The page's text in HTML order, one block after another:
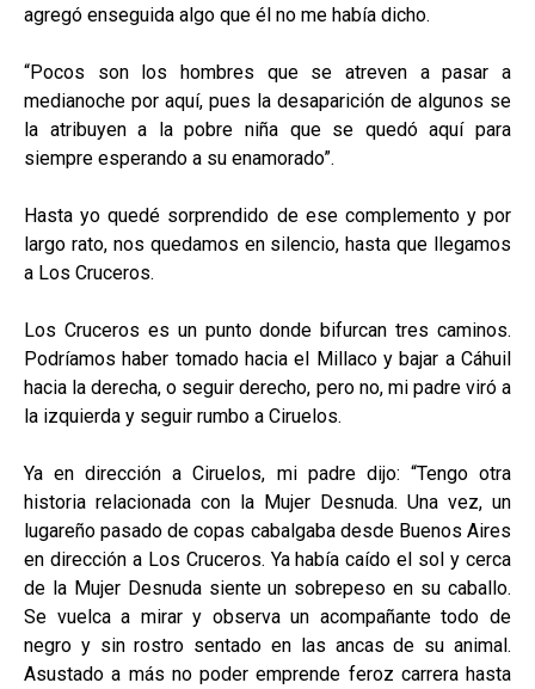
agregó enseguida algo que él no me había dicho.
“Pocos son los hombres que se atreven a pasar a
medianoche por aquí, pues la desaparición de algunos se
la atribuyen a la pobre niña que se quedó aquí para
siempre esperando a su enamorado”.
Hasta yo quedé sorprendido de ese complemento y por
largo rato, nos quedamos en silencio, hasta que llegamos
a Los Cruceros.
Los Cruceros es un punto donde bifurcan tres caminos.
Podríamos haber tomado hacia el Millaco y bajar a Cáhuil
hacia la derecha, o seguir derecho, pero no, mi padre viró a
la izquierda y seguir rumbo a Ciruelos.
Ya en dirección a Ciruelos, mi padre dijo: “Tengo otra
historia relacionada con la Mujer Desnuda. Una vez, un
lugareño pasado de copas cabalgaba desde Buenos Aires
en dirección a Los Cruceros. Ya había caído el sol y cerca
de la Mujer Desnuda siente un sobrepeso en su caballo.
Se vuelca a mirar y observa un acompañante todo de
negro y sin rostro sentado en las ancas de su animal.
Asustado a más no poder emprende feroz carrera hasta